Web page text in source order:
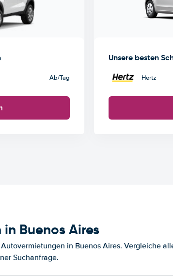
Ab/Tag
Unsere besten
Hertz
Buenos Aires
in Buenos Aires. Vergleiche
Suchanfrage.